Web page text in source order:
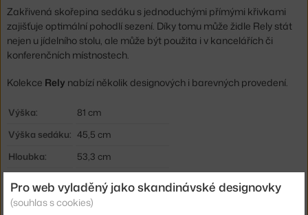
Zakřivená skořepina sedáku s jednoduchými přímými křivkami
zajišťuje optimální pohodlí sezení. Díky tomu může židle Rely stát
nejen u jídelního stolu, ale může být použita i v kancelářích či
konferenčních místnostech.
Kolekce Rely nabízí několik designových i barevných provedení.
Výška:
81 cm
Výška sedáku: 45,5 cm
Hloubka:
53,3 cm
Hmotnost:
6,18 kg
Pro web vyladěný jako skandinávské designovky
(souhlas s cookies)